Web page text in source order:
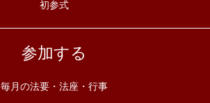
初参式
参加する
毎月の法要・法座・行事